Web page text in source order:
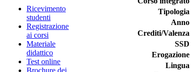
Ricevimento
studenti
Registrazione
ai corsi
Materiale
didattico
Test online
Brochure dei
Tipologia
Anno
Crediti/Valenza
SSD
Erogazione
Lingua